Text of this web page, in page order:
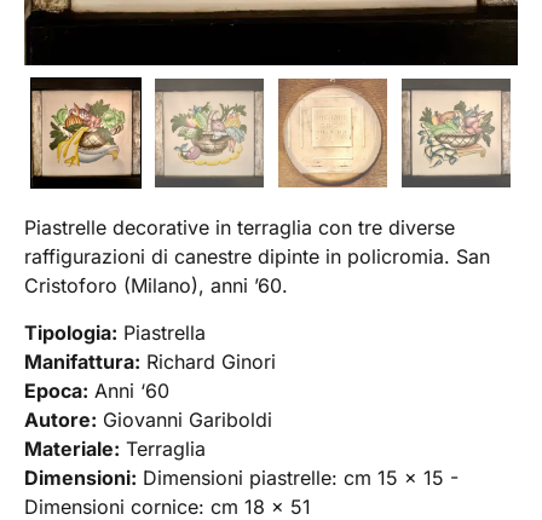
Piastrelle decorative in terraglia con tre diverse
raffigurazioni di canestre dipinte in policromia. San
Cristoforo (Milano), anni ’60.
Tipologia: Piastrella
Manifattura: Richard Ginori
Epoca: Anni ‘60
Autore: Giovanni Gariboldi
Materiale: Terraglia
Dimensioni: Dimensioni piastrelle: cm 15 x 15 -
Dimensioni cornice: cm 18 x 51